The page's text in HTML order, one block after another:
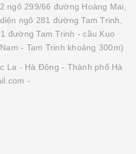
ngõ 299/66 đường Hoàng Mai,
ngõ 281 đường Tam Trinh,
đường Tam Trinh - cầu Kuo
- Tam Trinh khoảng 300m)
La - Hà Đông - Thành phố Hà
-